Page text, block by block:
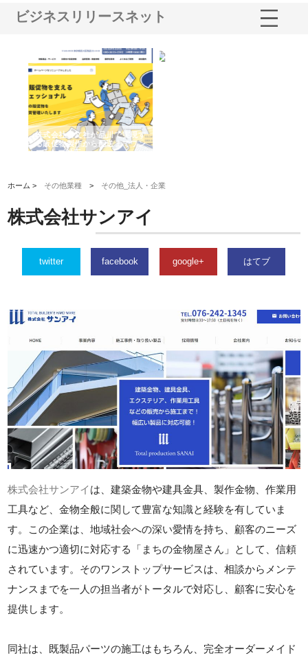
ビジネスリリースネット
株式会社耕文社が品川で実現す
る販促物製作から配送までワン
ストップ対応
ホーム > その他業種 > その他_法人・企業
株式会社サンアイ
twitter facebook google+ はてブ
株式会社サンアイは、建築金物や建具金具、製作金物、作業用
工具など、金物全般に関して豊富な知識と経験を有していま
す。この企業は、地域社会への深い愛情を持ち、顧客のニーズ
に迅速かつ適切に対応する「まちの金物屋さん」として、信頼
されています。そのワンストップサービスは、相談からメンテ
ナンスまでを一人の担当者がトータルで対応し、顧客に安心を
提供します。
同社は、既製品パーツの施工はもちろん、完全オーダーメイド